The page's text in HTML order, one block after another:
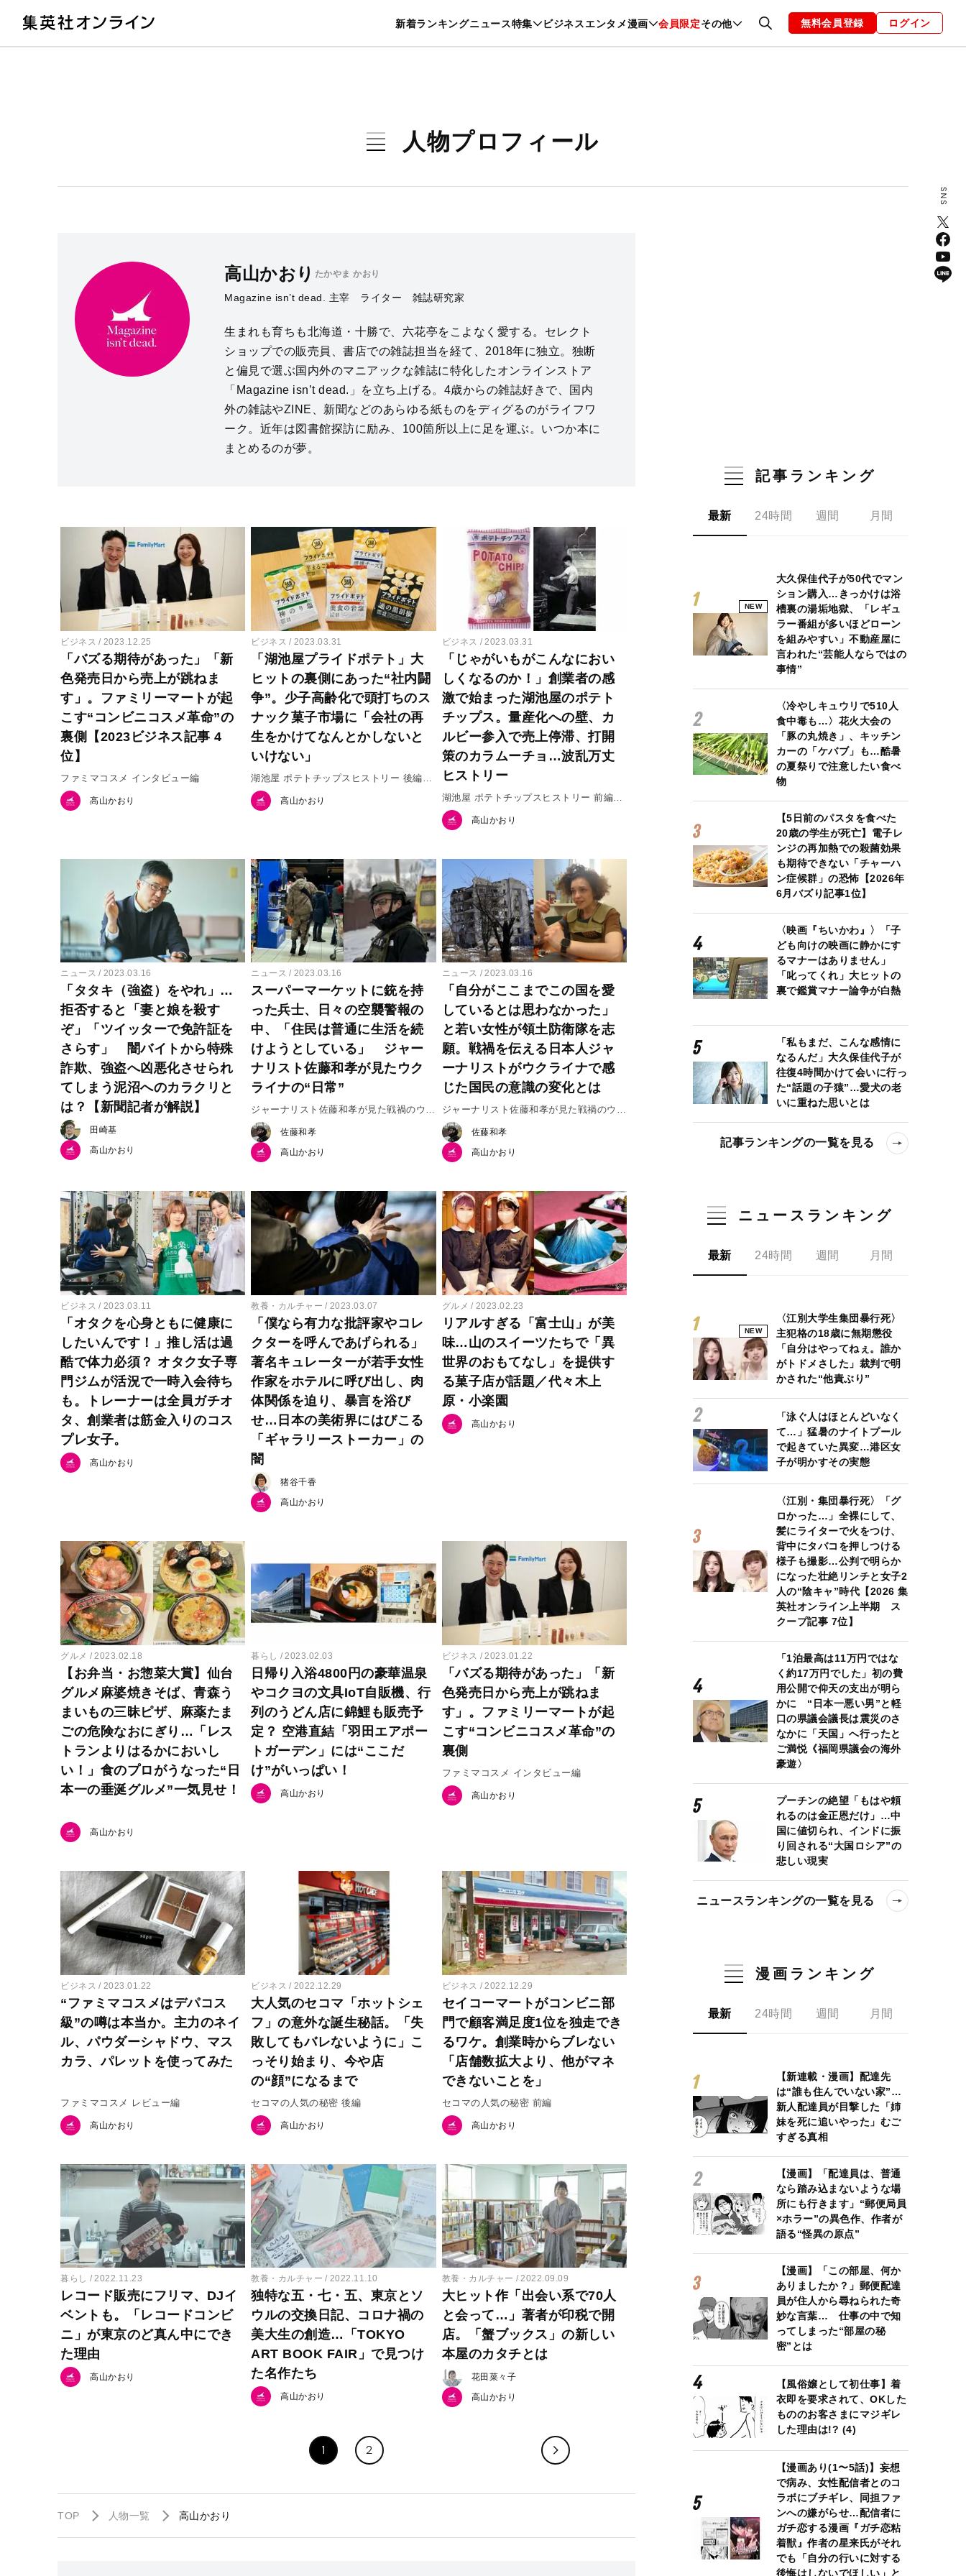
新着ランキングニュース特集 ビジネスエンタメ漫画 会員限定その他
暮らし スポーツ ヘルスケア 美容 グルメ ファッション 恋愛・結婚 編集部 お知らせ
無料会員登録 ログイン
人物プロフィール
高山かおり たかやま かおり
Magazine isn’t dead. 主宰 ライター 雑誌研究家
生まれも育ちも北海道・十勝で、六花亭をこよなく愛する。セレクト
ショップでの販売員、書店での雑誌担当を経て、2018年に独立。独断
と偏見で選ぶ国内外のマニアックな雑誌に特化したオンラインストア
「Magazine isn’t dead.」を立ち上げる。4歳からの雑誌好きで、国内
外の雑誌やZINE、新聞などのあらゆる紙ものをディグるのがライフワ
ーク。近年は図書館探訪に励み、100箇所以上に足を運ぶ。いつか本に
まとめるのが夢。
ビジネス 2023.12.25
「バズる期待があった」「新
色発売日から売上が跳ねま
す」。ファミリーマートが起
こす“コンビニコスメ革命”の
裏側【2023ビジネス記事 4
位】
ファミマコスメ インタビュー編
高山かおり
ビジネス 2023.03.31
「湖池屋プライドポテト」大
ヒットの裏側にあった“社内闘
争”。少子高齢化で頭打ちのス
ナック菓子市場に「会社の再
生をかけてなんとかしないと
いけない」
湖池屋 ポテトチップスヒストリー 後編
（全2回）高山かおり
ビジネス 2023.03.31
「じゃがいもがこんなにおい
しくなるのか！」創業者の感
激で始まった湖池屋のポテト
チップス。量産化への壁、カ
ルビー参入で売上停滞、打開
策のカラムーチョ…波乱万丈
ヒストリー
湖池屋 ポテトチップスヒストリー 前編
（全2回）高山かおり
ニュース 2023.03.16
「タタキ（強盗）をやれ」…
拒否すると「妻と娘を殺す
ぞ」「ツイッターで免許証を
さらす」 闇バイトから特殊
詐欺、強盗へ凶悪化させられ
てしまう泥沼へのカラクリと
は？【新聞記者が解説】
田崎基
高山かおり
ニュース 2023.03.16
スーパーマーケットに銃を持
った兵士、日々の空襲警報の
中、「住民は普通に生活を続
けようとしている」 ジャー
ナリスト佐藤和孝が見たウク
ライナの“日常”
ジャーナリスト佐藤和孝が見た戦禍のウク
ライナ 後編
佐藤和孝
高山かおり
ニュース 2023.03.16
「自分がここまでこの国を愛
しているとは思わなかった」
と若い女性が領土防衛隊を志
願。戦禍を伝える日本人ジャ
ーナリストがウクライナで感
じた国民の意識の変化とは
ジャーナリスト佐藤和孝が見た戦禍のウク
ライナ 前編
佐藤和孝
高山かおり
ビジネス 2023.03.11
「オタクを心身ともに健康に
したいんです！」推し活は過
酷で体力必須？ オタク女子専
門ジムが活況で一時入会待ち
も。トレーナーは全員ガチオ
タ、創業者は筋金入りのコス
プレ女子。
高山かおり
教養・カルチャー 2023.03.07
「僕なら有力な批評家やコレ
クターを呼んであげられる」
著名キュレーターが若手女性
作家をホテルに呼び出し、肉
体関係を迫り、暴言を浴び
せ…日本の美術界にはびこる
「ギャラリーストーカー」の
闇
猪谷千香
高山かおり
グルメ 2023.02.23
リアルすぎる「富士山」が美
味…山のスイーツたちで「異
世界のおもてなし」を提供す
る菓子店が話題／代々木上
原・小楽園
高山かおり
グルメ 2023.02.18
【お弁当・お惣菜大賞】仙台
グルメ麻婆焼きそば、青森う
まいもの三昧ピザ、麻薬たま
ごの危険なおにぎり…「レス
トランよりはるかにおいし
い！」食のプロがうなった“日
本一の垂涎グルメ”一気見せ！
高山かおり
暮らし 2023.02.03
日帰り入浴4800円の豪華温泉
やコクヨの文具IoT自販機、行
列のうどん店に錦鯉も販売予
定？ 空港直結「羽田エアポー
トガーデン」には“ここだ
け”がいっぱい！
高山かおり
ビジネス 2023.01.22
「バズる期待があった」「新
色発売日から売上が跳ねま
す」。ファミリーマートが起
こす“コンビニコスメ革命”の
裏側
ファミマコスメ インタビュー編
高山かおり
ビジネス 2023.01.22
“ファミマコスメはデパコス
級”の噂は本当か。主力のネイ
ル、パウダーシャドウ、マス
カラ、パレットを使ってみた
ファミマコスメ レビュー編
高山かおり
ビジネス 2022.12.29
大人気のセコマ「ホットシェ
フ」の意外な誕生秘話。「失
敗してもバレないように」こ
っそり始まり、今や店
の“顔”になるまで
セコマの人気の秘密 後編
高山かおり
ビジネス 2022.12.29
セイコーマートがコンビニ部
門で顧客満足度1位を独走でき
るワケ。創業時からブレない
「店舗数拡大より、他がマネ
できないことを」
セコマの人気の秘密 前編
高山かおり
暮らし 2022.11.23
レコード販売にフリマ、DJイ
ベントも。「レコードコンビ
ニ」が東京のど真ん中にでき
た理由
高山かおり
教養・カルチャー 2022.11.10
独特な五・七・五、東京とソ
ウルの交換日記、コロナ禍の
美大生の創造…「TOKYO
ART BOOK FAIR」で見つけ
た名作たち
高山かおり
教養・カルチャー 2022.09.09
大ヒット作「出会い系で70人
と会って…」著者が印税で開
店。「蟹ブックス」の新しい
本屋のカタチとは
花田菜々子
高山かおり
1 2
TOP 人物一覧 高山かおり
記事ランキング
最新 24時間 週間 月間
NEW
大久保佳代子が50代でマン
ション購入…きっかけは浴
槽裏の湯垢地獄、「レギュ
ラー番組が多いほどローン
を組みやすい」不動産屋に
言われた“芸能人ならではの
事情”
〈冷やしキュウリで510人
食中毒も…〉花火大会の
「豚の丸焼き」、キッチン
カーの「ケバブ」も…酷暑
の夏祭りで注意したい食べ
物
【5日前のパスタを食べた
20歳の学生が死亡】電子レ
ンジの再加熱での殺菌効果
も期待できない「チャーハ
ン症候群」の恐怖【2026年
6月バズり記事1位】
〈映画『ちいかわ』〉「子
ども向けの映画に静かにす
るマナーはありません」
「叱ってくれ」大ヒットの
裏で鑑賞マナー論争が白熱
「私もまだ、こんな感情に
なるんだ」大久保佳代子が
往復4時間かけて会いに行っ
た“話題の子猿”…愛犬の老
いに重ねた思いとは
記事ランキングの一覧を見る
ニュースランキング
最新 24時間 週間 月間
NEW
〈江別大学生集団暴行死〉
主犯格の18歳に無期懲役
「自分はやってねぇ。誰か
がトドメさした」裁判で明
かされた“他責ぶり”
「泳ぐ人はほとんどいなく
て…」猛暑のナイトプール
で起きていた異変…港区女
子が明かすその実態
〈江別・集団暴行死〉「グ
ロかった…」全裸にして、
髪にライターで火をつけ、
背中にタバコを押しつける
様子も撮影…公判で明らか
になった壮絶リンチと女子2
人の“陰キャ”時代【2026 集
英社オンライン上半期 ス
クープ記事 7位】
「1泊最高は11万円ではな
く約17万円でした」初の費
用公開で仰天の支出が明ら
かに “日本一悪い男”と軽
口の県議会議長は震災のさ
なかに「天国」へ行ったと
ご満悦《福岡県議会の海外
豪遊〉
プーチンの絶望「もはや頼
れるのは金正恩だけ」…中
国に値切られ、インドに振
り回される“大国ロシア”の
悲しい現実
ニュースランキングの一覧を見る
漫画ランキング
最新 24時間 週間 月間
【新連載・漫画】配達先
は“誰も住んでいない家”…
新人配達員が目撃した「姉
妹を死に追いやった」むご
すぎる真相
【漫画】「配達員は、普通
なら踏み込まないような場
所にも行きます」“郵便局員
×ホラー”の異色作、作者が
語る“怪異の原点”
【漫画】「この部屋、何か
ありましたか？」郵便配達
員が住人から尋ねられた奇
妙な言葉… 仕事の中で知
ってしまった“部屋の秘
密”とは
【風俗嬢として初仕事】着
衣即を要求されて、OKした
もののお客さまにマジギレ
した理由は!? (4)
【漫画あり(1〜5話)】妄想
で病み、女性配信者とのコ
ラボにブチギレ、同担ファ
ンへの嫌がらせ…配信者に
ガチ恋する漫画『ガチ恋粘
着獣』作者の星来氏がそれ
でも「自分の行いに対する
後悔はしないでほしい」と